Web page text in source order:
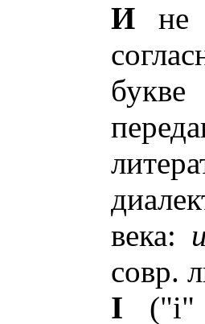
И не
века:
совр.
I ("i"